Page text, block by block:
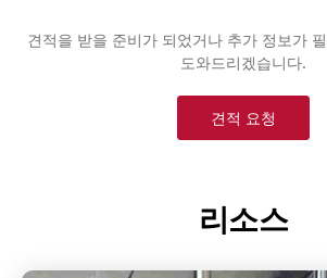
견적을 받을 준비가 되었거나 추가 정보가
도와드리겠습니다.
견적 요청
리소스